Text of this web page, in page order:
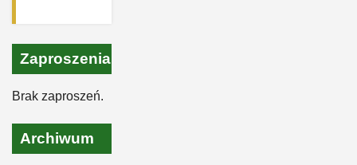
Zaproszenia
Brak zaproszeń.
Archiwum